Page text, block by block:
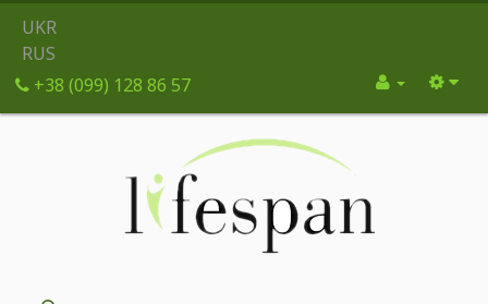
UKR
RUS
+38 (099) 128 86 57